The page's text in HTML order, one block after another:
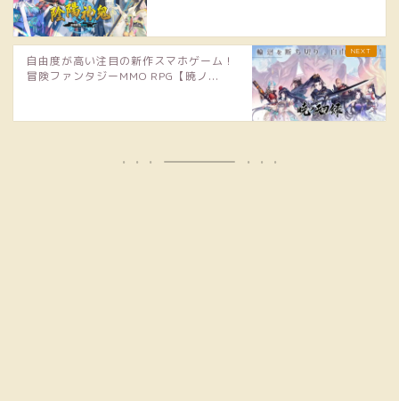
自由度が高い注目の新作スマホゲーム！
冒険ファンタジーMMO RPG【暁ノ...